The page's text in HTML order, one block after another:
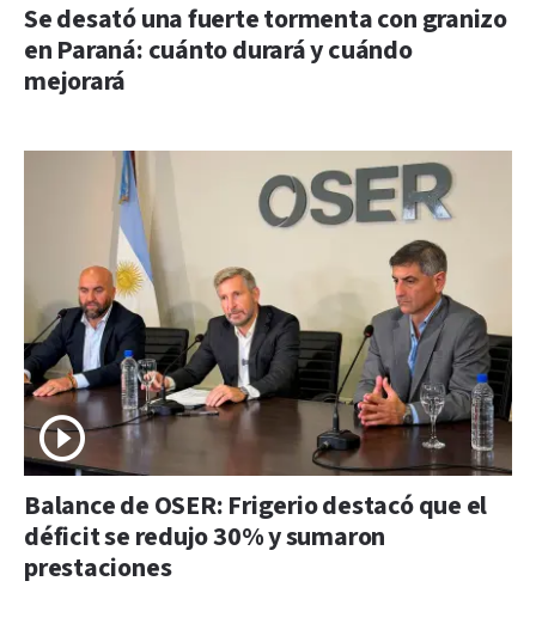
Se desató una fuerte tormenta con granizo
en Paraná: cuánto durará y cuándo
mejorará
Balance de OSER: Frigerio destacó que el
déficit se redujo 30% y sumaron
prestaciones